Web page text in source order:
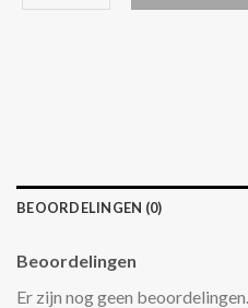
BEOORDELINGEN (0)
Beoordelingen
Er zijn nog geen beoordelingen.